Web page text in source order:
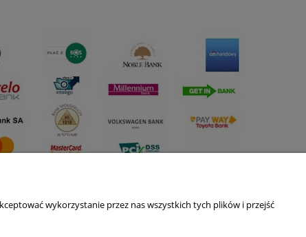
wykorzystanie przez nas wszystkich tych plików i przejść